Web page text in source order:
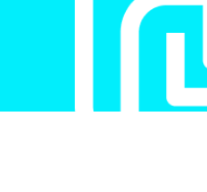
от 80 мин